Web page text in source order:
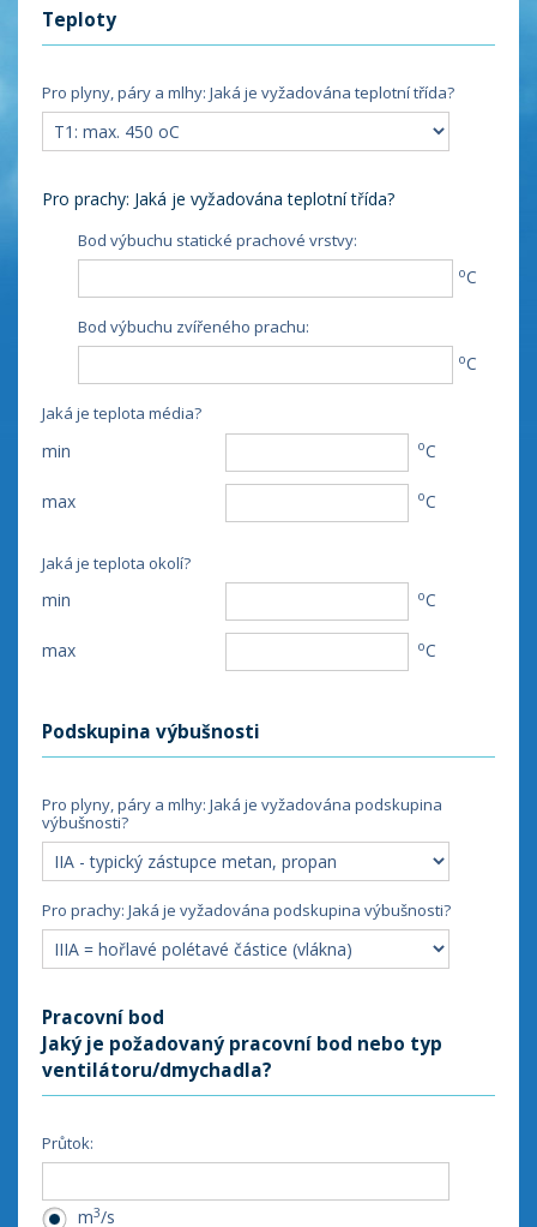
Teploty
Pro plyny, páry a mlhy: Jaká je vyžadována teplotní třída?
Pro prachy: Jaká je vyžadována teplotní třída?
Bod výbuchu statické prachové vrstvy:
oC
Bod výbuchu zvířeného prachu:
oC
Jaká je teplota média?
min oC
max oC
Jaká je teplota okolí?
min oC
max oC
Podskupina výbušnosti
Pro plyny, páry a mlhy: Jaká je vyžadována podskupina
výbušnosti?
Pro prachy: Jaká je vyžadována podskupina výbušnosti?
Pracovní bod
Jaký je požadovaný pracovní bod nebo typ
ventilátoru/dmychadla?
Průtok:
m3/s